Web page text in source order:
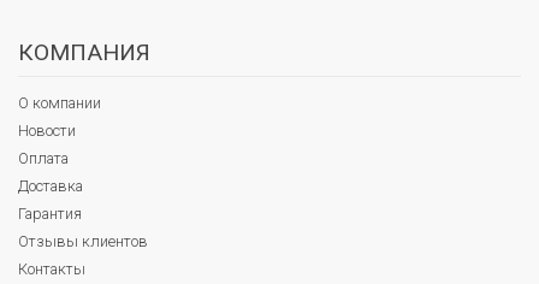
КОМПАНИЯ
О компании
Новости
Оплата
Доставка
Гарантия
Отзывы клиентов
Контакты